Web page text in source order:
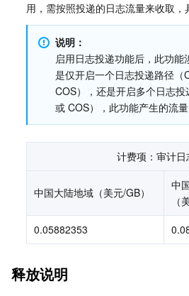
消息队列 CMQ
游戏多媒体引擎
云联络中心
云直播
云点播
应用云渲染
云桌面
直播 SDK
短视频 SDK
腾讯特效 SDK
教育服务
互动白板
医疗服务
腾讯健康组学平台
数智医疗影像平台
智能预问诊
云资源管理
智能顾问
标签
开发者工具
云原生构建
腾讯云代码助手
云开发 CloudBase
监控与运维
腾讯云可观测平台
API 与工具
用，需按照投递的日志流量来收取，
说明：
启用日志投递功能后，此功
是仅开启一个日志投递路径（
COS），还是开启多个日志
或 COS），此功能产生的流
计费项：审计日
中国大陆地域（美元/GB）
中
（
0.05882353
释放说明